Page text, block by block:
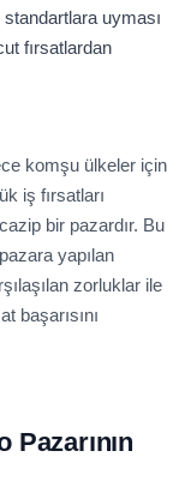
standartlara uyması
fırsatlardan
komşu ülkeler için
iş fırsatları
bir pazardır. Bu
yapılan
zorluklar ile
başarısını
Pazarının